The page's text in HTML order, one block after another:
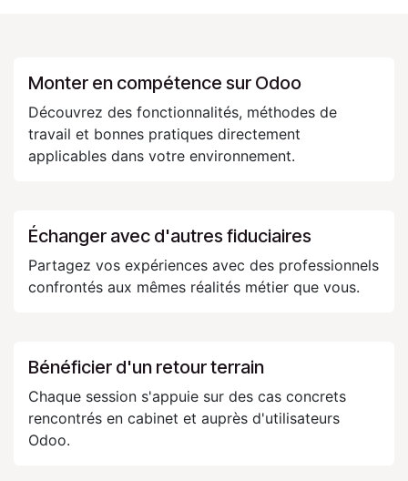
Monter en compétence sur Odoo
Découvrez des fonctionnalités, méthodes de
travail et bonnes pratiques directement
applicables dans votre environnement.
Échanger avec d'autres fiduciaires
Partagez vos expériences avec des professionnels
confrontés aux mêmes réalités métier que vous.
Bénéficier d'un retour terrain
Chaque session s'appuie sur des cas concrets
rencontrés en cabinet et auprès d'utilisateurs
Odoo.